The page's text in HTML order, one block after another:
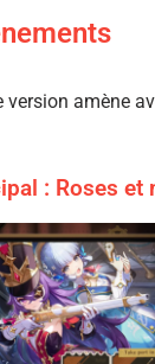
version amène
: Roses et